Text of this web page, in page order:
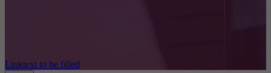
Linktext to be filled